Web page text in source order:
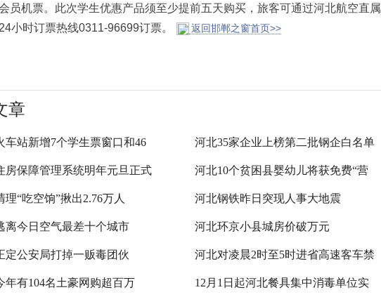
员机票。此次学生优惠产品须至少提前五天购买，旅客可通过河北航空直属
小时订票热线0311-96699订票。
返回邯郸之窗首页>>
章
车站新增7个学生票窗口和46 河北35家企业上榜第二批钢企白名单
房保障管理系统明年元旦正式 河北10个贫困县婴幼儿将获免费“营
理“吃空饷”揪出2.76万人 河北钢铁昨日突现人事大地震
离今日空气最差十个城市 河北环京小县城房价破万元
定公安局打掉一贩毒团伙 河北对凌晨2时至5时进省高速客车禁
年有104名土豪网购超百万 12月1日起河北餐具集中消毒单位实